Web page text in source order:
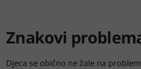
Znakovi
Djeca se obično ne žale na